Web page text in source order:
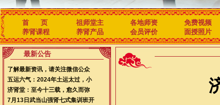
首 页 祖师堂主 各地师资
免费视频
养肾课程
养肾产品 会员评价 面授照片
最新公告
了解最新资讯，请关注微信公众
五运六气：2024年土运太过，小
济肾堂：至今十三载，愈久而弥
7月13日武当山强肾七式集训班开